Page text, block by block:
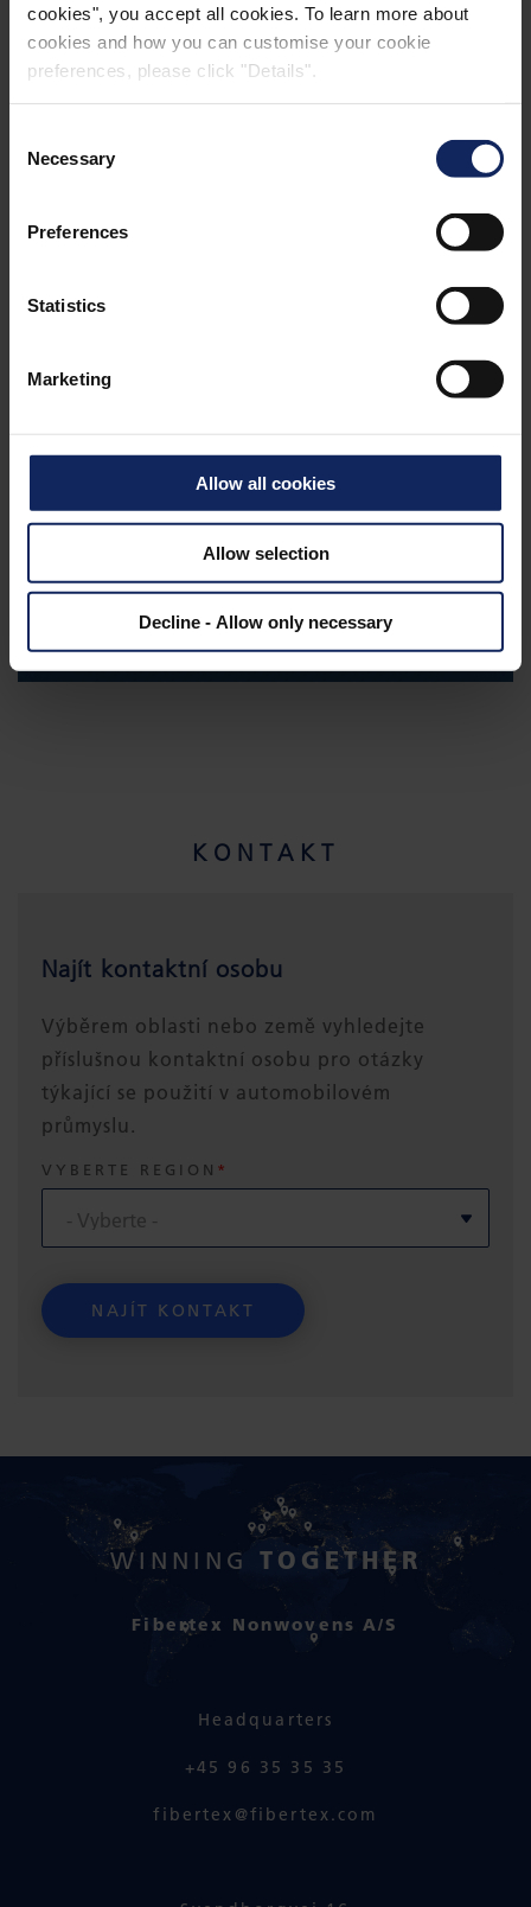
cookies", you accept all cookies. To learn more about
cookies and how you can customise your cookie
preferences, please click "Details".
Selection
Necessary
Preferences
Statistics
Marketing
Allow all cookies
Allow selection
Decline - Allow only necessary
Tým společnosti Fibertex má bohaté zkušenosti s
automobilovým průmyslem a dokáže navrhnout
ZJISTĚTE VÍCE
KONTAKT
Najít kontaktní osobu
Výběrem oblasti nebo země vyhledejte
příslušnou kontaktní osobu pro otázky
týkající se použití v automobilovém
průmyslu.
VYBERTE REGION
WINNING TOGETHER
Fibertex Nonwovens A/S
Headquarters
+45 96 35 35 35
fibertex@fibertex.com